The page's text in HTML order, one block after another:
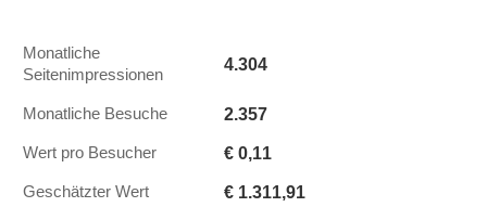
Monatliche
Seitenimpressionen
4.304
Monatliche Besuche 2.357
Wert pro Besucher € 0,11
Geschätzter Wert € 1.311,91